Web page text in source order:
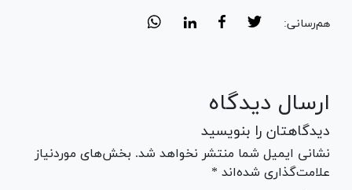
هم‌رسانی:
ارسال دیدگاه
دیدگاهتان را بنویسید
نشانی ایمیل شما منتشر نخواهد شد. بخش‌های موردنیاز
علامت‌گذاری شده‌اند *